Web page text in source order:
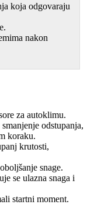
koja odgovaraju
nakon
za autoklimu.
odstupanja,
koraku.
krutosti,
snage.
se ulazna snaga i
startni moment.